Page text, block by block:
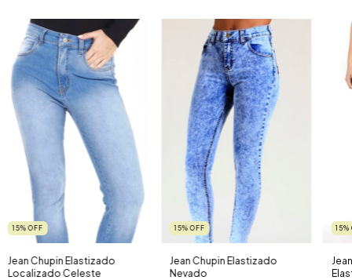
15%OFF
Jean Chupin Elastizado
Localizado Celeste
15%OFF
Jean Chupin Elastizado
Nevado
15%